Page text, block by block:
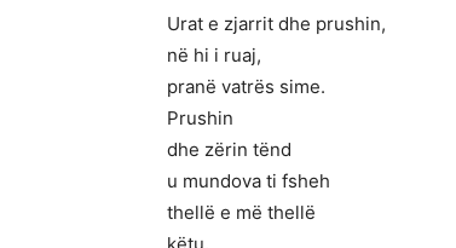
Urat e zjarrit dhe prushin,
në hi i ruaj,
pranë vatrës sime.
Prushin
dhe zërin tënd
u mundova ti fsheh
thellë e më thellë